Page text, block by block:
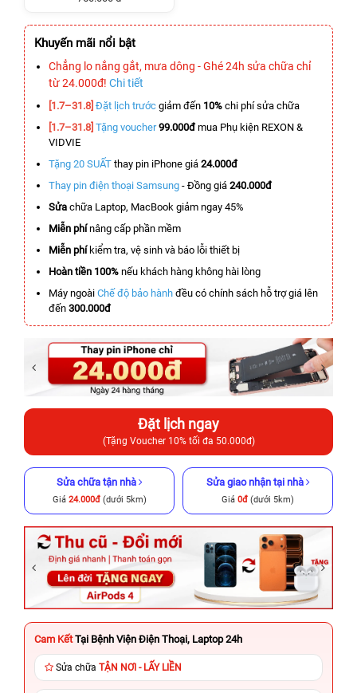
Khuyến mãi nổi bật
Chẳng lo nắng gắt, mưa dông - Ghé 24h sửa chữa chỉ
từ 24.000đ! Chi tiết
[1.7–31.8] Đặt lịch trước giảm đến 10% chi phí sửa chữa
[1.7–31.8] Tặng voucher 99.000đmua Phụ kiện REXON &
VIDVIE
Tặng 20 SUẤT thay pin iPhone giá 24.000đ
Thay pin điện thoại Samsung - Đồng giá 240.000đ
Sửa chữa Laptop, MacBook giảm ngay 45%
Miễn phínâng cấp phần mềm
Miễn phíkiểm tra, vệ sinh và báo lỗi thiết bị
Hoàn tiền 100% nếu khách hàng không hài lòng
Máy ngoài Chế độ bảo hành đều có chính sách hỗ trợ giá lên
đến 300.000đ
Đặt lịch ngay
(Tặng Voucher 10% tối đa 50.000đ)
Sửa chữa tận nhà
Giá 24.000đ(dưới 5km)
Sửa giao nhận tại nhà
Giá 0đ (dưới 5km)
Cam Kết Tại Bệnh Viện Điện Thoại, Laptop 24h
Sửa chữa TẬN NƠI - LẤY LIỀN